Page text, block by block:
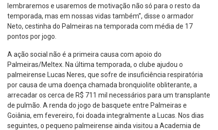
lembraremos e usaremos de motivação não só para o resto da
temporada, mas em nossas vidas também”, disse o armador
Neto, cestinha do Palmeiras na temporada com média de 17
pontos por jogo.
A ação social não é a primeira causa com apoio do
Palmeiras/Meltex. Na última temporada, o clube ajudou o
palmeirense Lucas Neres, que sofre de insuficiência respiratória
por causa de uma doença chamada bronquiolite obliterante, a
arrecadar os cerca de R$ 711 mil necessários para um transplante
de pulmão. A renda do jogo de basquete entre Palmeiras e
Goiânia, em fevereiro, foi doada integralmente a Lucas. Nos dias
seguintes, o pequeno palmeirense ainda visitou a Academia de